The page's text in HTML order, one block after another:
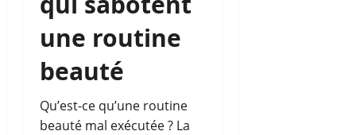
une routine
beauté
Qu’est-ce qu’une routine
beauté mal exécutée ? La